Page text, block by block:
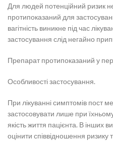
Для людей потенційний ризик
протипоказаний для
вагітність виникне під час
застосування слід негайно
Препарат протипоказаний у
Особливості застосування.
При лікуванні симптомів пост
застосовувати лише при
якість життя пацієнта. В інших
оцінити співвідношення ризику